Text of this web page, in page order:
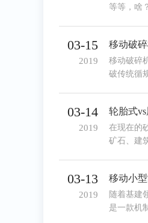
等等，啥
03-15
2019
移动破
移动破碎
破传统循
03-14
2019
轮胎式
在现在的
矿石、建
pick哪一
03-13
2019
移动小
随着基建
是一款机